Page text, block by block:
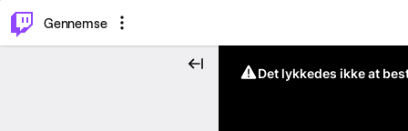
Gennemse
Det lykkedes ikke at